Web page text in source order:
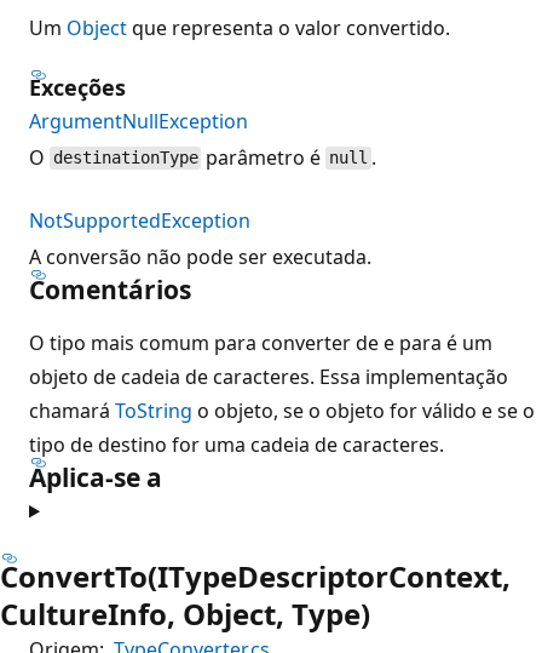
Um Objectque representa o valor convertido.
Exceções
ArgumentNullException
O destinationType parâmetro é null .
NotSupportedException
A conversão não pode ser executada.
Comentários
O tipo mais comum para converter de e para é um
objeto de cadeia de caracteres. Essa implementação
chamará ToString o objeto, se o objeto for válido e se o
tipo de destino for uma cadeia de caracteres.
Aplica-se a
ConvertTo(ITypeDescriptorContext,
CultureInfo, Object, Type)